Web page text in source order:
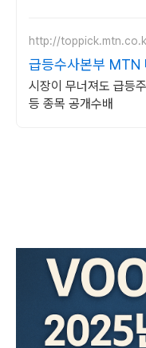
http://
급등수사본부 MTN
시장이 무너져도 급등
등 종목 공개수배